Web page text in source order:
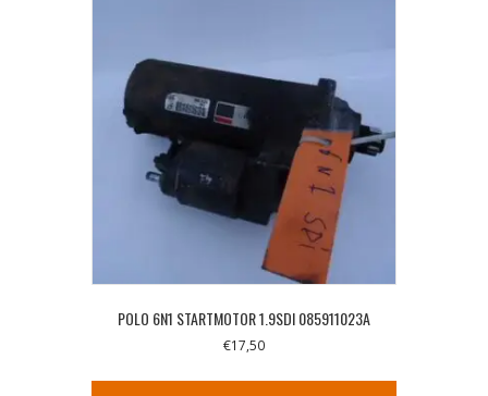
POLO 6N1 STARTMOTOR 1.9SDI 085911023A
€17,50